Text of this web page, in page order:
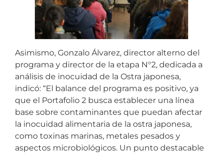
Asimismo, Gonzalo Álvarez, director alterno del
programa y director de la etapa N°2, dedicada a
análisis de inocuidad de la Ostra japonesa,
indicó: “El balance del programa es positivo, ya
que el Portafolio 2 busca establecer una línea
base sobre contaminantes que puedan afectar
la inocuidad alimentaria de la ostra japonesa,
como toxinas marinas, metales pesados y
aspectos microbiológicos. Un punto destacable